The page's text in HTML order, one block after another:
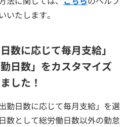
いたします。
数に応じて毎月支給」
日数」をカスタマイズ
した！
勤日数に応じて毎月支給」を選
数として総労働日数以外の勤怠